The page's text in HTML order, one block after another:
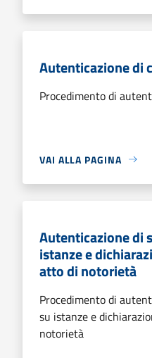
Autenticazione di
Procedimento di
VAI ALLA PAGINA
Autenticazione di
istanze e
atto di notorietà
Procedimento di
su istanze e
notorietà